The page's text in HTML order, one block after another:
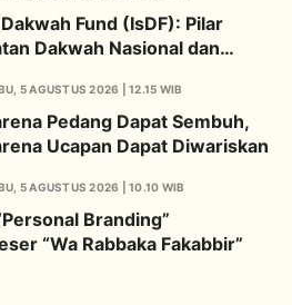
Fund (IsDF): Pilar
Dakwah Nasional dan
Kepedulian Umat Global
5 AGUSTUS 2026 | 12.15 WIB
Pedang Dapat Sembuh,
Ucapan Dapat Diwariskan
5 AGUSTUS 2026 | 10.10 WIB
Branding”
“Wa Rabbaka Fakabbir”